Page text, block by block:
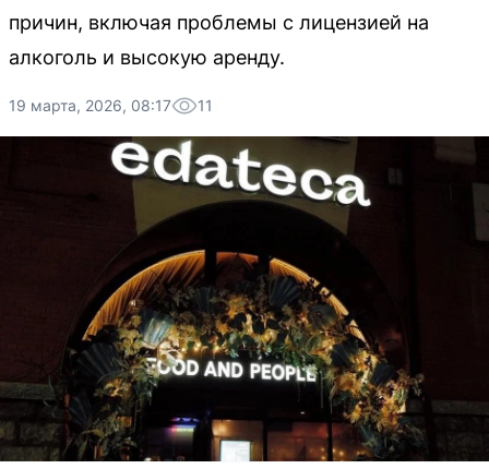
причин, включая проблемы с лицензией на
алкоголь и высокую аренду.
19 марта, 2026, 08:17 11